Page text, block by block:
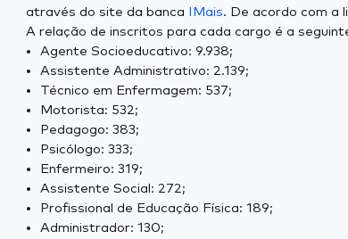
através do site da banca
IMais. De acordo com a
A relação de inscritos para cada cargo é a
Agente Socioeducativo: 9.938;
Assistente Administrativo: 2.139;
Técnico em Enfermagem: 537;
Motorista: 532;
Pedagogo: 383;
Psicólogo: 333;
Enfermeiro: 319;
Assistente Social: 272;
Profissional de Educação Física: 189;
Administrador: 130;